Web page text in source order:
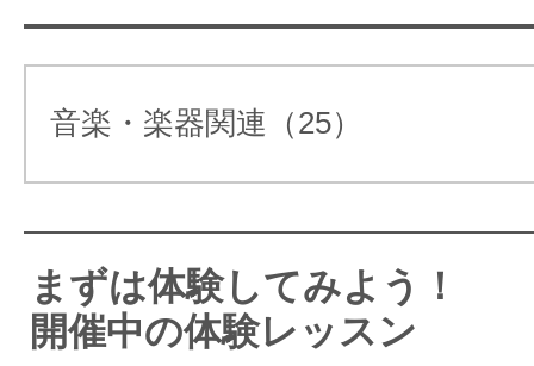
鬼木さんってどんな人？
オ「nendo」の空間デザインのチ
様々なプロジェクトを担ってきた
曰く、空間デザインは連立方程式
こと。プロジェクトに存在する様
式が、”デザイン”という式を足す
音楽・楽器関連（25）
まずは体験してみよう！
開催中の体験レッスン